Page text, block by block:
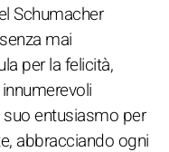
Schumacher
mai
per la felicità,
entusiasmo per
abbracciando ogni